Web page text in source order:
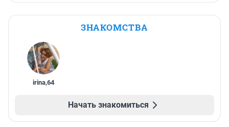
ЗНАКОМСТВА
irina,64
Начать знакомиться